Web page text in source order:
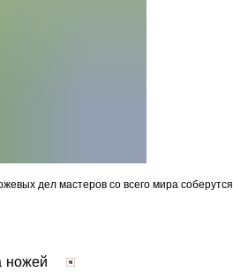
дел мастеров со всего мира
ножей